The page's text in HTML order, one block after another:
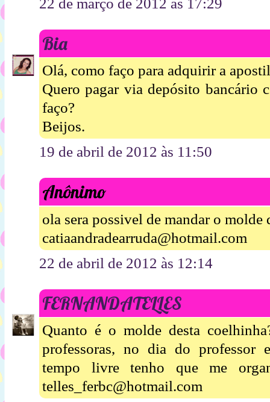
Bia
Olá, como faço para adquirir a
Quero pagar via depósito bancário
faço?
Beijos.
19 de abril de 2012 às 11:50
Anônimo
ola sera possivel de mandar o molde
catiaandradearruda@hotmail.com
22 de abril de 2012 às 12:14
FERNANDATELLES
Quanto é o molde desta
professoras, no dia do professor
tempo livre tenho que me
telles_ferbc@hotmail.com